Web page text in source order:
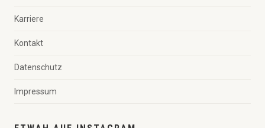
Karriere
Kontakt
Datenschutz
Impressum